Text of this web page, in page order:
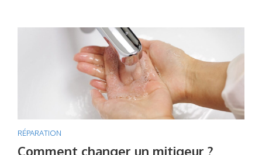
RÉPARATION
Comment changer un mitigeur ?